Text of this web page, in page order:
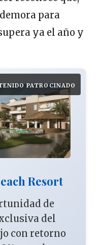
para
ya el año y
PATROCINADO
Resort
de
del
con retorno